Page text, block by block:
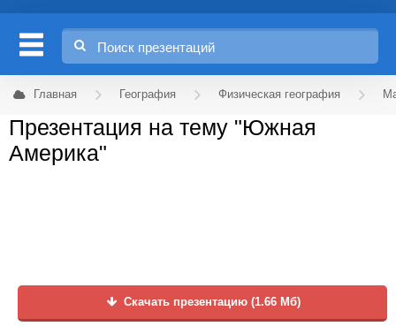
Главная География Физическая география
Презентация на тему "Южная
Америка"
Скачать презентацию (1.66 Мб)